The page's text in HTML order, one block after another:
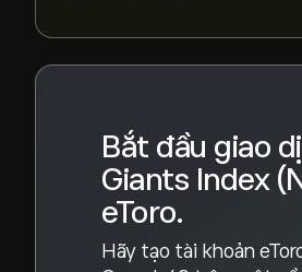
Bắt đầu giao
Giants Index
eToro.
Hãy tạo tài khoản
lệnh mua Canada60 ở